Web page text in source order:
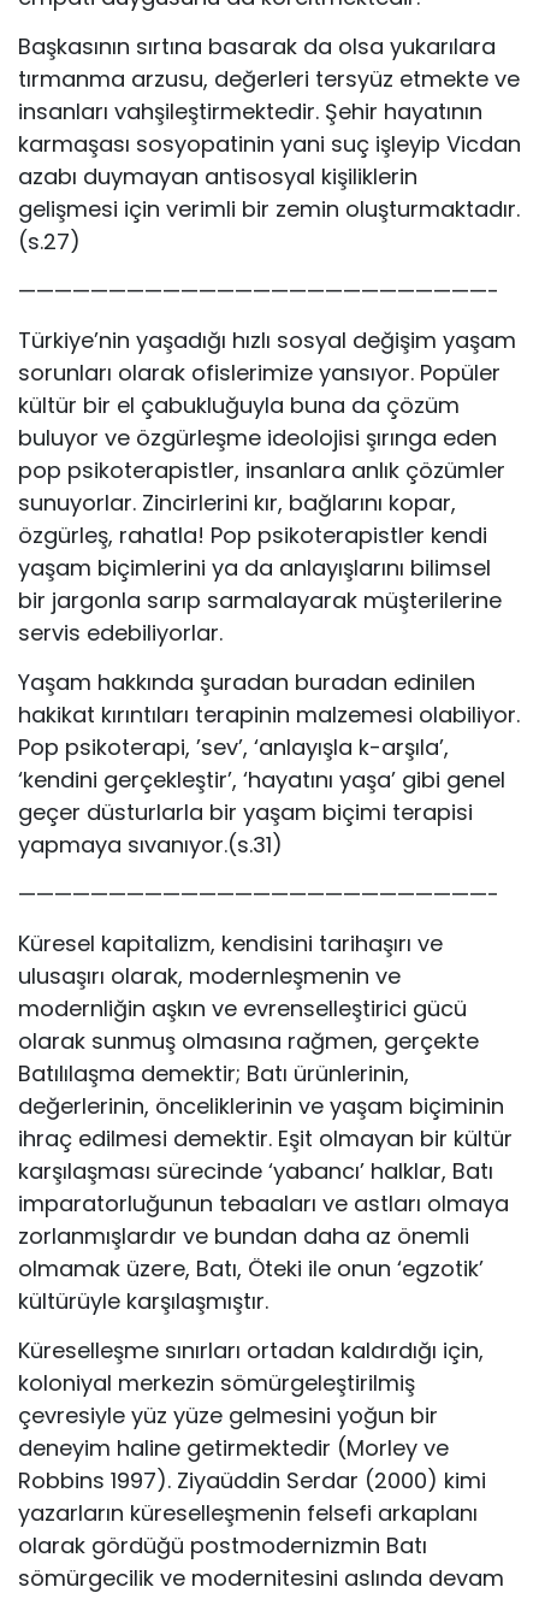
Başkasının sırtına basarak da olsa yukarılara
tırmanma arzusu, değerleri tersyüz etmekte ve
insanları vahşileştirmektedir. Şehir hayatının
karmaşası sosyopatinin yani suç işleyip Vicdan
azabı duymayan antisosyal kişiliklerin
gelişmesi için verimli bir zemin oluşturmaktadır.
(s.27)
——————————————————————————-
Türkiye’nin yaşadığı hızlı sosyal değişim yaşam
sorunları olarak ofislerimize yansıyor. Popüler
kültür bir el çabukluğuyla buna da çözüm
buluyor ve özgürleşme ideolojisi şırınga eden
pop psikoterapistler, insanlara anlık çözümler
sunuyorlar. Zincirlerini kır, bağlarını kopar,
özgürleş, rahatla! Pop psikoterapistler kendi
yaşam biçimlerini ya da anlayışlarını bilimsel
bir jargonla sarıp sarmalayarak müşterilerine
servis edebiliyorlar.
Yaşam hakkında şuradan buradan edinilen
hakikat kırıntıları terapinin malzemesi olabiliyor.
Pop psikoterapi, ’sev’, ‘anlayışla k-arşıla’,
‘kendini gerçekleştir’, ‘hayatını yaşa’ gibi genel
geçer düsturlarla bir yaşam biçimi terapisi
yapmaya sıvanıyor.(s.31)
——————————————————————————-
Küresel kapitalizm, kendisini tarihaşırı ve
ulusaşırı olarak, modernleşmenin ve
modernliğin aşkın ve evrenselleştirici gücü
olarak sunmuş olmasına rağmen, gerçekte
Batılılaşma demektir; Batı ürünlerinin,
değerlerinin, önceliklerinin ve yaşam biçiminin
ihraç edilmesi demektir. Eşit olmayan bir kültür
karşılaşması sürecinde ‘yabancı’ halklar, Batı
imparatorluğunun tebaaları ve astları olmaya
zorlanmışlardır ve bundan daha az önemli
olmamak üzere, Batı, Öteki ile onun ‘egzotik’
kültürüyle karşılaşmıştır.
Küreselleşme sınırları ortadan kaldırdığı için,
koloniyal merkezin sömürgeleştirilmiş
çevresiyle yüz yüze gelmesini yoğun bir
deneyim haline getirmektedir (Morley ve
Robbins 1997). Ziyaüddin Serdar (2000) kimi
yazarların küreselleşmenin felsefi arkaplanı
olarak gördüğü postmodernizmin Batı
sömürgecilik ve modernitesini aslında devam